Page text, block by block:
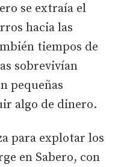
se extraía el
hacia las
tiempos de
sobrevivían
pequeñas
algo de dinero.
para explotar los
en Sabero, con